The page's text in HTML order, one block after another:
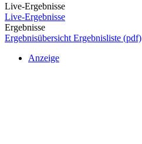
Live-Ergebnisse
Live-Ergebnisse
Ergebnisse
Ergebnisübersicht Ergebnisliste (pdf)
Anzeige